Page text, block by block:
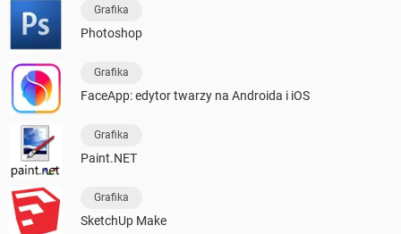
Grafika
Photoshop
Grafika
FaceApp: edytor twarzy na Androida i iOS
Grafika
Paint.NET
Grafika
SketchUp Make